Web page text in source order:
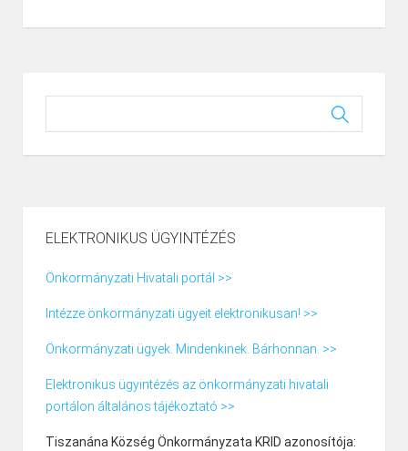
ELEKTRONIKUS ÜGYINTÉZÉS
Önkormányzati Hivatali portál >>
Intézze önkormányzati ügyeit elektronikusan! >>
Önkormányzati ügyek. Mindenkinek. Bárhonnan. >>
Elektronikus ügyintézés az önkormányzati hivatali
portálon általános tájékoztató >>
Tiszanána Község Önkormányzata KRID azonosítója: